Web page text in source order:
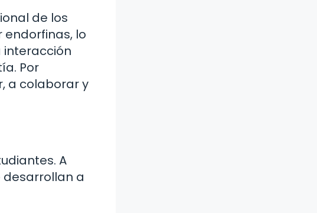
de los
lo
interacción
Por
a colaborar y
A
a